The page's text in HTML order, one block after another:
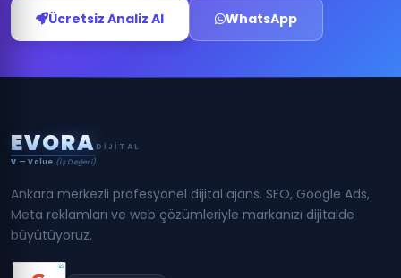
Ücretsiz Analiz Al WhatsApp
EVORA DIJITAL
V — Value (İş Değeri)
Ankara merkezli profesyonel dijital ajans. SEO, Google Ads,
Meta reklamları ve web çözümleriyle markanızı dijitalde
büyütüyoruz.